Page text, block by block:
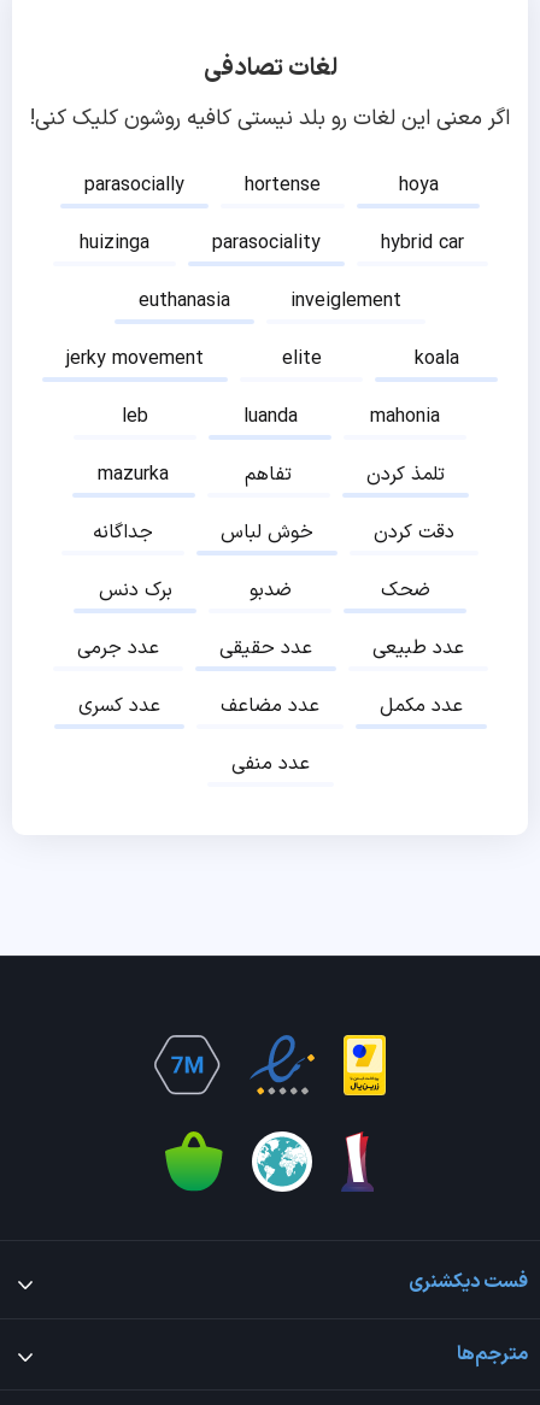
لغات تصادفی
اگر معنی این لغات رو بلد نیستی کافیه روشون کلیک کنی!
parasocially hortense
hoya
huizinga
parasociality
hybrid car
euthanasia
inveiglement
jerky movement
elite
koala
leb
luanda
mahonia
mazurka
تفاهم
تلمذ کردن
جداگانه
خوش لباس
دقت کردن
برک دنس
ضدبو
ضحک
عدد جرمی
عدد حقیقی
عدد طبیعی
عدد کسری
عدد مضاعف
عدد مکمل
عدد منفی
فست دیکشنری
مترجم‌ها